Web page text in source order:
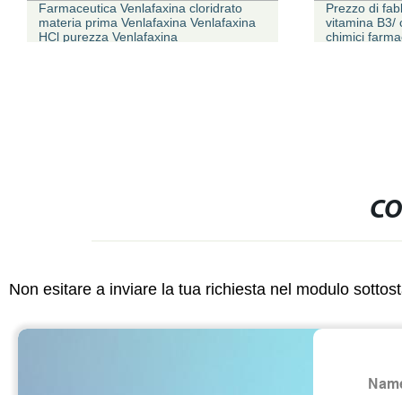
Farmaceutica Venlafaxina cloridrato
materia prima Venlafaxina Venlafaxina
HCl purezza Venlafaxina
Prezzo di
vitamina B3/
chimici
Non esitare a inviare la tua richiesta nel modulo